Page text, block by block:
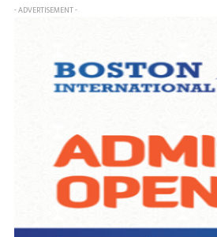
- ADVERTISEMENT -